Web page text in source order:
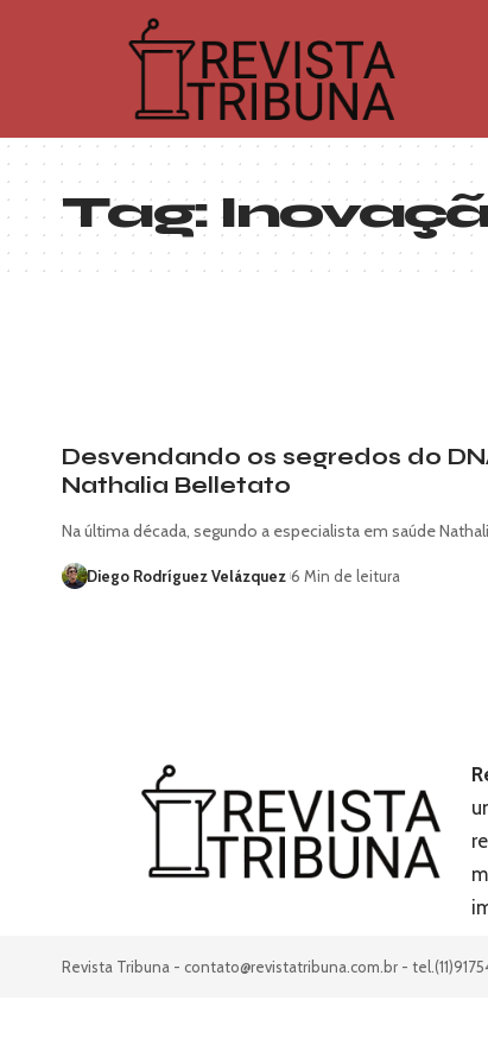
Tag:
Desvendando os segredos do
Nathalia Belletato
Na última década, segundo a especialista em saúde
Diego Rodríguez Velázquez 6 Min de leitura
Revista Tribuna - contato@revistatribuna.com.br -